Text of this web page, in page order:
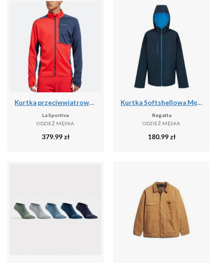
Kurtka przeciwwiatrowa męska La Sportiva True North
La Sportiva
ODZIEŻ MĘSKA
379.99zł
Kurtka Softshellowa Męska 2 Warstwy
Regatta
ODZIEŻ MĘSKA
180.99zł